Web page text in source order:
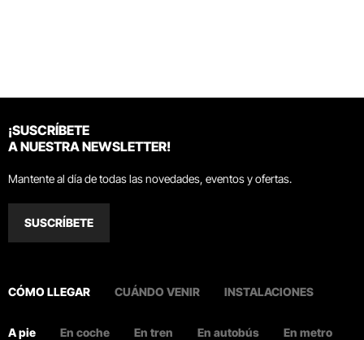
¡SUSCRÍBETE
A NUESTRA NEWSLETTER!
Mantente al día de todas las novedades, eventos y ofertas.
SUSCRÍBETE
CÓMO LLEGAR CUÁNDO VENIR INSTALACIONES
A pie En coche En tren En autobús En metro